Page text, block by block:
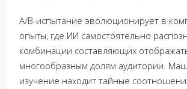
A/B-испытание эволюционирует в
опыты, где ИИ самостоятельно
комбинации составляющих
многообразным долям аудитории.
изучение находит тайные